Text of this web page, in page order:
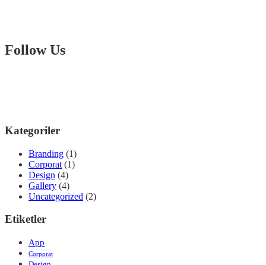
Follow Us
Kategoriler
Branding (1)
Corporat (1)
Design (4)
Gallery (4)
Uncategorized (2)
Etiketler
App
Corporat